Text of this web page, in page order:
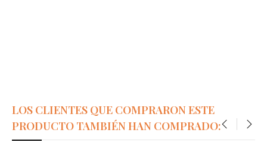
LOS CLIENTES QUE COMPRARON ESTE
PRODUCTO TAMBIÉN HAN COMPRADO: